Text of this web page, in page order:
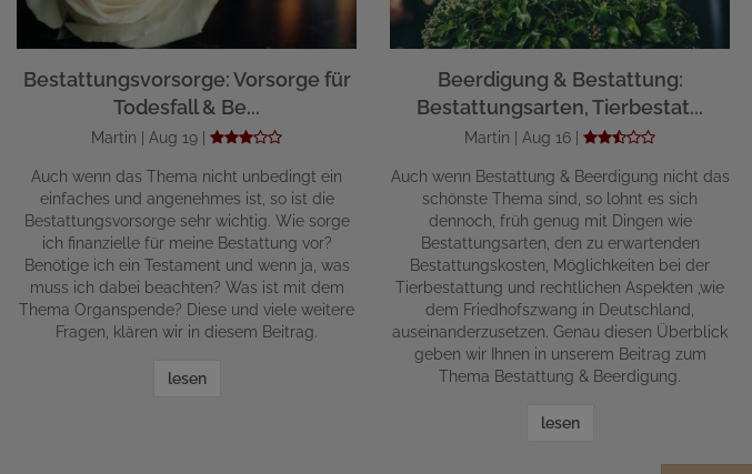
Bestattungsvorsorge: Vorsorge für
Todesfall & Be...
Martin | Aug 19 |
Auch wenn das Thema nicht unbedingt ein
einfaches und angenehmes ist, so ist die
Bestattungsvorsorge sehr wichtig. Wie sorge
ich finanzielle für meine Bestattung vor?
Benötige ich ein Testament und wenn ja, was
muss ich dabei beachten? Was ist mit dem
Thema Organspende? Diese und viele weitere
Fragen, klären wir in diesem Beitrag.
lesen
Beerdigung & Bestattung:
Bestattungsarten, Tierbestat...
Martin | Aug 16 |
Auch wenn Bestattung & Beerdigung nicht das
schönste Thema sind, so lohnt es sich
dennoch, früh genug mit Dingen wie
Bestattungsarten, den zu erwartenden
Bestattungskosten, Möglichkeiten bei der
Tierbestattung und rechtlichen Aspekten ,wie
dem Friedhofszwang in Deutschland,
auseinanderzusetzen. Genau diesen Überblick
geben wir Ihnen in unserem Beitrag zum
Thema Bestattung & Beerdigung.
lesen